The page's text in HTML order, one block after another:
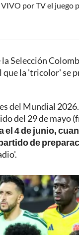
por TV el juego
Selección
la 'tricolor' se
del Mundial
del 29 de mayo
el 4 de junio,
de